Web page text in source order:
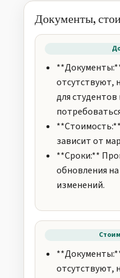
Документы,
отсутствуют,
для
зависит от
**Сроки:**
обновления
изменений.
отсутствуют,